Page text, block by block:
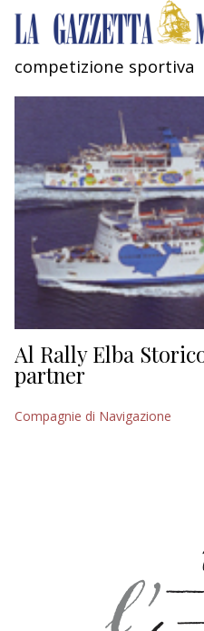
AMBIENTE
INDUSTRIA
RICERCA
ECONOMIA
TURISMO
CULTURA
NAUTICA
competizione sportiva
Al Rally Elba
partner
Compagnie di Navigazione